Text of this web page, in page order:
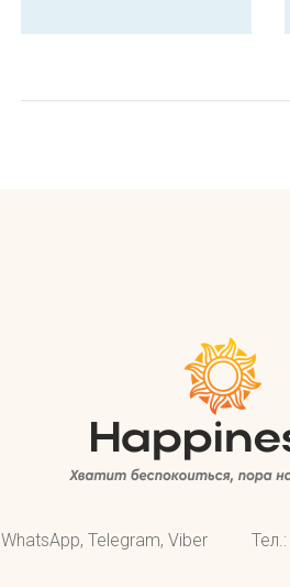
Тел.:
WhatsApp, Telegram, Viber